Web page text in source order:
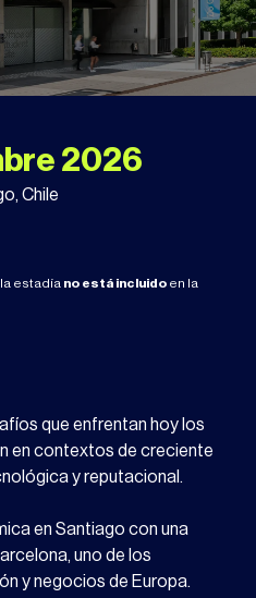
2026
Chile
estadía no está incluido en la
que enfrentan hoy los
en contextos de creciente
y reputacional.
en Santiago con una
uno de los
y negocios de Europa.